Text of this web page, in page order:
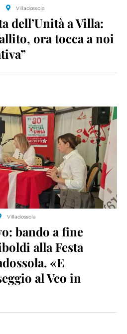
Villadossola
dell’Unità a Villa:
ora tocca a noi
Villadossola
bando a fine
alla Festa
«E
al Vco in